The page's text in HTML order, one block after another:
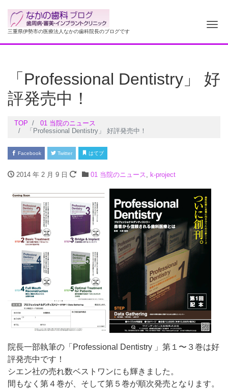
三重県伊勢市の医療法人なかの歯科院長のブログです ナ
「Professional Dentistry」 好
評発売中！
TOP
01 当院のニュース
「Professional Dentistry」 好評発売中！
Facebook Twitter はてブ
2014 年 2 月 9 日 01 当院のニュース k-project
院長一部執筆の「Professional Dentistry 」第１〜３巻は好
評発売中です！
シエン社の売れ数ベストワンにも輝きました。
間もなく第４巻が、そして第５巻が順次発売となります。